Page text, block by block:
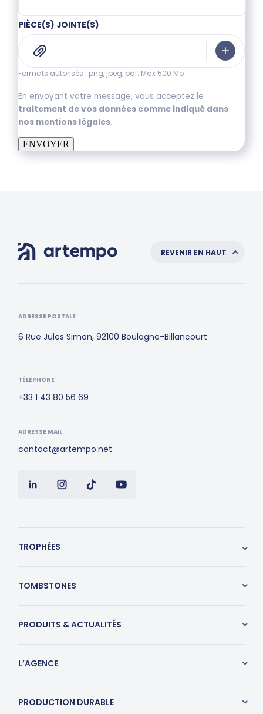
PIÈCE(S) JOINTE(S)
Formats autorisés : png, jpeg, pdf. Max 500 Mo
En envoyant votre message, vous acceptez le
traitement de vos données comme indiqué dans
nos mentions légales.
ENVOYER
REVENIR EN HAUT
ADRESSE POSTALE
6 Rue Jules Simon, 92100 Boulogne-Billancourt
TÉLÉPHONE
+33 1 43 80 56 69
ADRESSE MAIL
contact@artempo.net
TROPHÉES
TOMBSTONES
PRODUITS & ACTUALITÉS
L’AGENCE
PRODUCTION DURABLE